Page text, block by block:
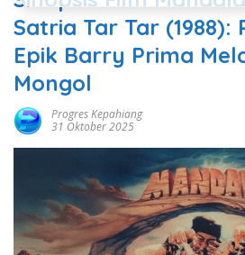
Satria Tar Tar
Epik Barry Prima
Mongol
Progres Kepahiang
31 Oktober 2025